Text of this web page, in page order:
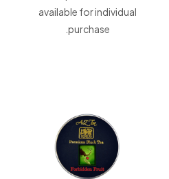
available for individual
purchase.